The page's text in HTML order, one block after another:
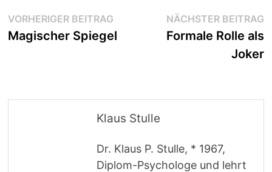
Beitragsnavigation
VORHERIGER BEITRAG Vorheriger
Beitrag:
Magischer Spiegel
NÄCHSTER BEITRAG
Formale Rolle als
Joker
Klaus Stulle
Dr. Klaus P. Stulle, * 1967,
Diplom-Psychologe und lehrt